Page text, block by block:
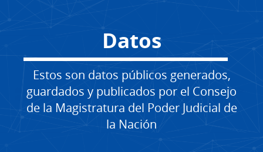
Datos
Estos son datos públicos generados,
guardados y publicados por el Consejo
de la Magistratura del Poder Judicial de
la Nación